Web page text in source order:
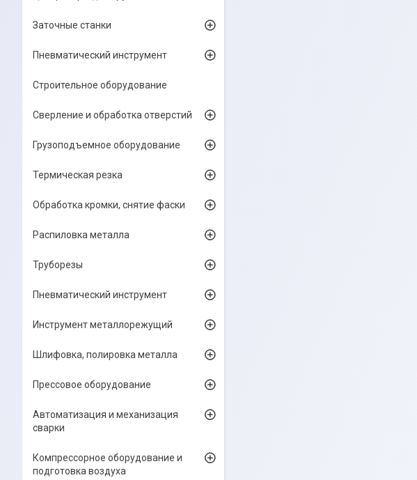
Заточные станки
Пневматический инструмент
Строительное оборудование
Сверление и обработка отверстий
Грузоподъемное оборудование
Термическая резка
Обработка кромки, снятие фаски
Распиловка металла
Труборезы
Пневматический инструмент
Инструмент металлорежущий
Шлифовка, полировка металла
Прессовое оборудование
Автоматизация и механизация
сварки
Компрессорное оборудование и
подготовка воздуха